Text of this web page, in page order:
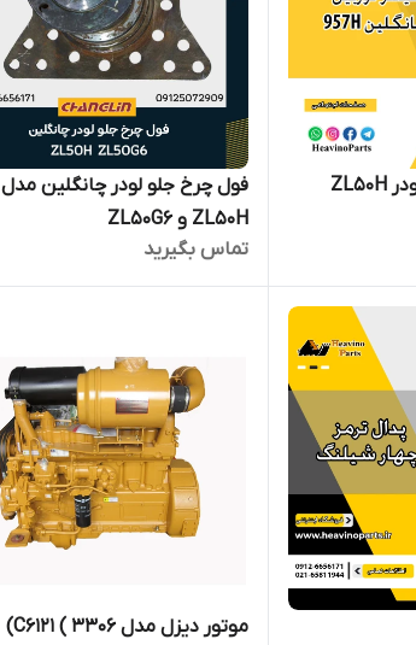
فیلتر توربین گیربکس لودر ZL50H
فول چرخ جلو لودر چانگلین مدل
ZL50H و ZL50G6
تماس بگیرید
موتور دیزل مدل C6121 ( 3306)